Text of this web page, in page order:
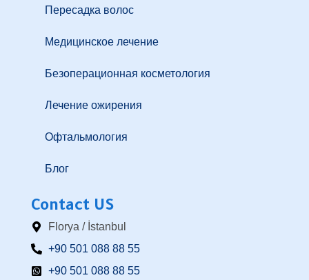
Пересадка волос
Медицинское лечение
Безоперационная косметология
Лечение ожирения
Офтальмология
Блог
Contact US
Florya / İstanbul
+90 501 088 88 55⁩
+90 501 088 88 55